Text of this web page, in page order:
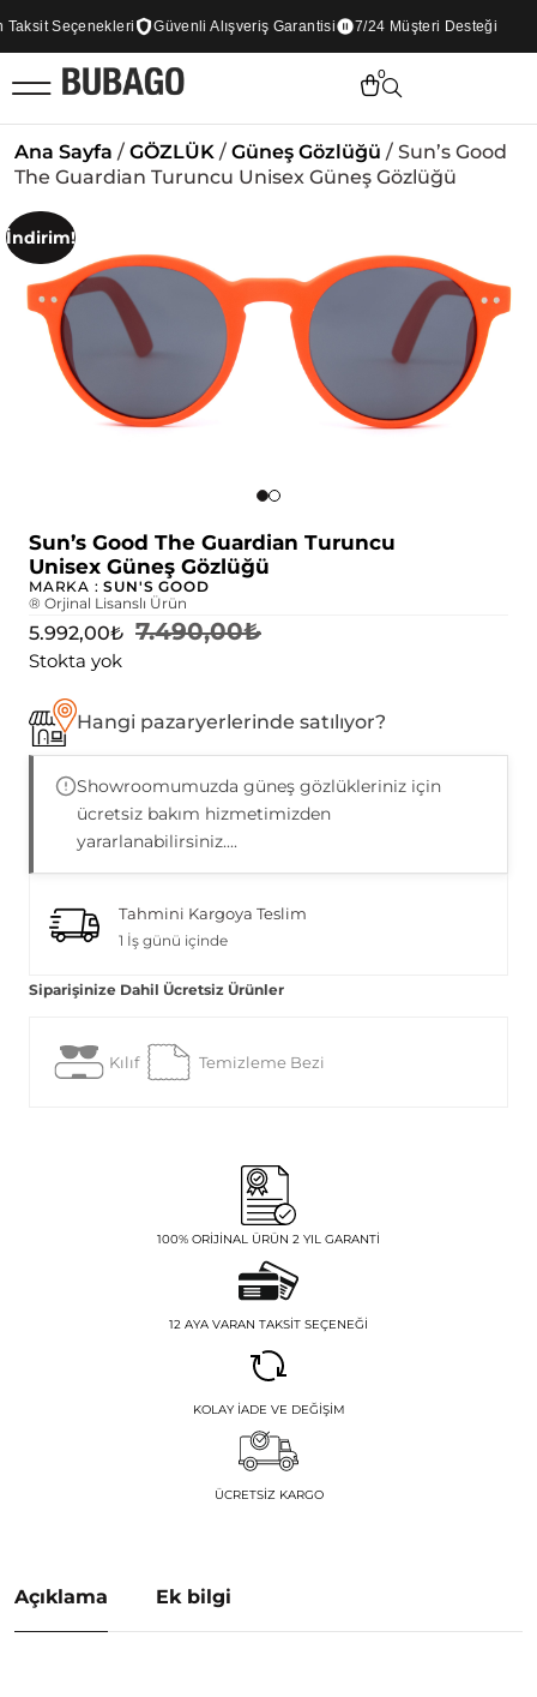
Seçenekleri Güvenli Alışveriş Garantisi 7/24 Müşteri Desteği
0
Ana Sayfa / GÖZLÜK / Güneş Gözlüğü / Sun’s Good
The Guardian Turuncu Unisex Güneş Gözlüğü
İndirim!
Sun’s Good The Guardian Turuncu
Unisex Güneş Gözlüğü
MARKA :SUN'S GOOD
® Orjinal Lisanslı Ürün
7.490,00₺
5.992,00₺
Stokta yok
Hangi pazaryerlerinde satılıyor?
Showroomumuzda güneş gözlükleriniz için
ücretsiz bakım hizmetimizden
yararlanabilirsiniz....
Tahmini Kargoya Teslim
1 İş günü içinde
Siparişinize Dahil Ücretsiz Ürünler
Kılıf Temizleme Bezi
100% ORIJINAL ÜRÜN 2 YIL GARANTI
12 AYA VARAN TAKSIT SEÇENEĞI
KOLAY İADE VE DEĞIŞIM
ÜCRETSIZ KARGO
Açıklama Ek bilgi